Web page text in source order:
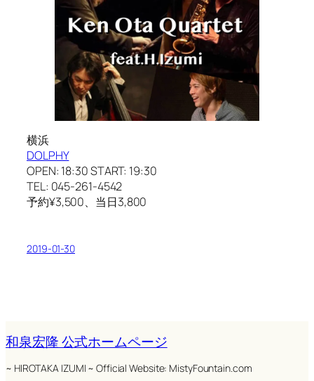
横浜
DOLPHY
OPEN: 18:30 START: 19:30
TEL: 045-261-4542
予約¥3,500、当日3,800
2019-01-30
和泉宏隆 公式ホームページ
~ HIROTAKA IZUMI ~ Official Website: MistyFountain.com